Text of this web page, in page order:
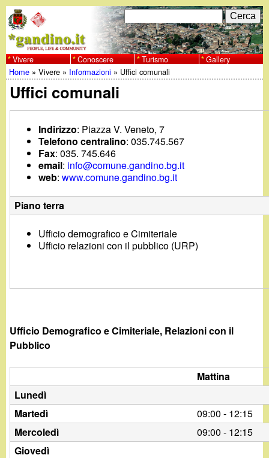
al
contenuto
principale
w
w
a
n
o
.
i
t
F
o
r
d
i
r
i
c
e
c
C
e
r
c
a
Vivere Conoscere Turismo Gallery
Tu
sei
qui
Home »Vivere » Informazioni » Uffici comunali
Uffici comunali
Indirizzo: Piazza V. Veneto, 7
Telefono centralino: 035.745.567
Fax: 035. 745.646
email: info@comune.gandino.bg.it
web:www.comune.gandino.bg.it
Piano terra
Ufficio demografico e Cimiteriale
Ufficio relazioni con il pubblico (URP)
Ufficio Demografico e Cimiteriale, Relazioni con il
Pubblico
Mattina
Lunedì
Martedì
09:00 - 12:15
Mercoledì
09:00 - 12:15
Giovedì